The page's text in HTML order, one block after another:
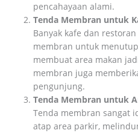
pencahayaan alami.
Tenda Membran untuk
Banyak kafe dan
membran untuk
membuat area makan
membran juga
pengunjung.
Tenda Membran untuk
Tenda membran sangat
atap area parkir,